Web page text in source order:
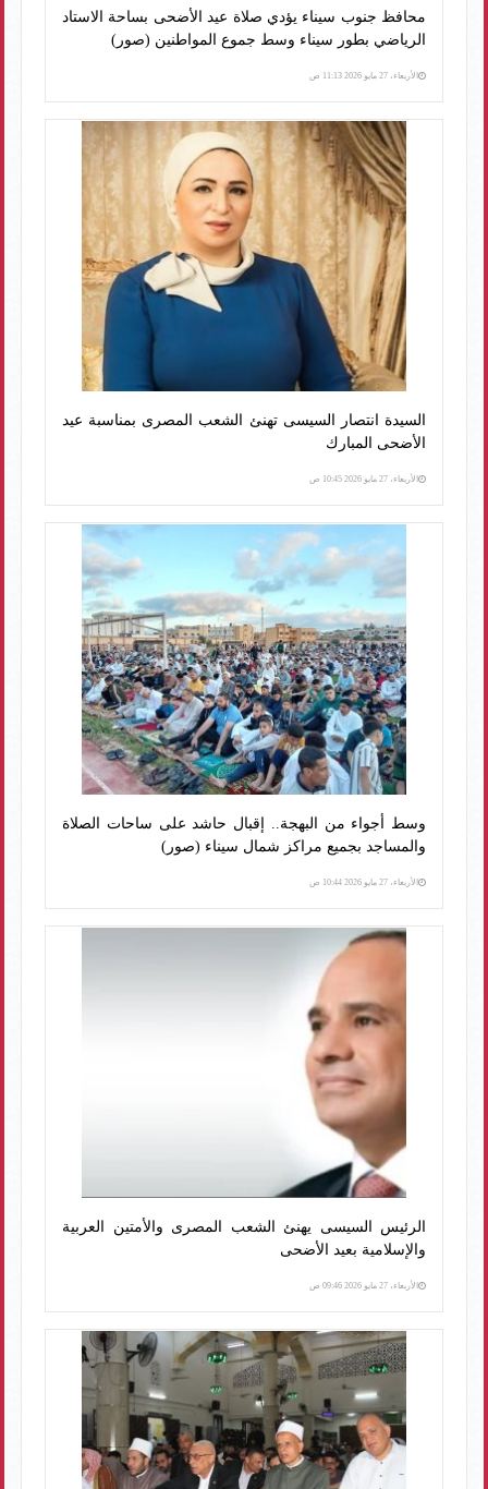
محافظ جنوب سيناء يؤدي صلاة عيد الأضحى بساحة الاستاد
الرياضي بطور سيناء وسط جموع المواطنين (صور)
الأربعاء، 27 مايو 2026 11:13 ص
السيدة انتصار السيسى تهنئ الشعب المصرى بمناسبة عيد
الأضحى المبارك
الأربعاء، 27 مايو 2026 10:45 ص
وسط أجواء من البهجة.. إقبال حاشد على ساحات الصلاة
والمساجد بجميع مراكز شمال سيناء (صور)
الأربعاء، 27 مايو 2026 10:44 ص
الرئيس السيسى يهنئ الشعب المصرى والأمتين العربية
والإسلامية بعيد الأضحى
الأربعاء، 27 مايو 2026 09:46 ص